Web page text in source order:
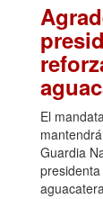
El
Guardia